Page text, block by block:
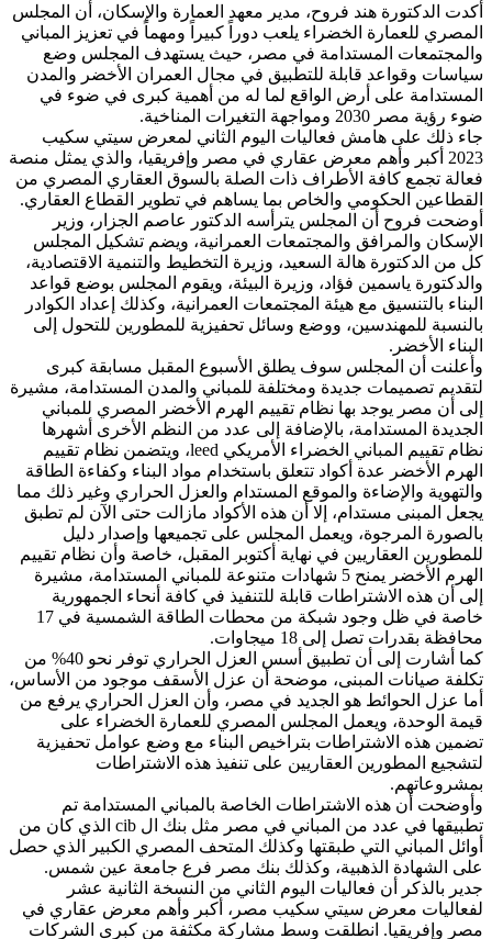
أكدت الدكتورة هند فروح، مدير معهد العمارة والإسكان، أن المجلس
المصري للعمارة الخضراء يلعب دوراً كبيراً ومهماً في تعزيز المباني
والمجتمعات المستدامة في مصر، حيث يستهدف المجلس وضع
سياسات وقواعد قابلة للتطبيق في مجال العمران الأخضر والمدن
المستدامة على أرض الواقع لما له من أهمية كبرى في ضوء في
ضوء رؤية مصر 2030 ومواجهة التغيرات المناخية.
جاء ذلك على هامش فعاليات اليوم الثاني لمعرض سيتي سكيب
2023 أكبر وأهم معرض عقاري في مصر وإفريقيا، والذي يمثل منصة
فعالة تجمع كافة الأطراف ذات الصلة بالسوق العقاري المصري من
القطاعين الحكومي والخاص بما يساهم في تطوير القطاع العقاري.
أوضحت فروح أن المجلس يترأسه الدكتور عاصم الجزار، وزير
الإسكان والمرافق والمجتمعات العمرانية، ويضم تشكيل المجلس
كل من الدكتورة هالة السعيد، وزيرة التخطيط والتنمية الاقتصادية،
والدكتورة ياسمين فؤاد، وزيرة البيئة، ويقوم المجلس بوضع قواعد
البناء بالتنسيق مع هيئة المجتمعات العمرانية، وكذلك إعداد الكوادر
بالنسبة للمهندسين، ووضع وسائل تحفيزية للمطورين للتحول إلى
البناء الأخضر.
وأعلنت أن المجلس سوف يطلق الأسبوع المقبل مسابقة كبرى
لتقديم تصميمات جديدة ومختلفة للمباني والمدن المستدامة، مشيرة
إلى أن مصر يوجد بها نظام تقييم الهرم الأخضر المصري للمباني
الجديدة المستدامة، بالإضافة إلى عدد من النظم الأخرى أشهرها
نظام تقييم المباني الخضراء الأمريكي leed، ويتضمن نظام تقييم
الهرم الأخضر عدة أكواد تتعلق باستخدام مواد البناء وكفاءة الطاقة
والتهوية والإضاءة والموقع المستدام والعزل الحراري وغير ذلك مما
يجعل المبنى مستدام، إلا أن هذه الأكواد مازالت حتى الآن لم تطبق
بالصورة المرجوة، ويعمل المجلس على تجميعها وإصدار دليل
للمطورين العقاريين في نهاية أكتوبر المقبل، خاصة وأن نظام تقييم
الهرم الأخضر يمنح 5 شهادات متنوعة للمباني المستدامة، مشيرة
إلى أن هذه الاشتراطات قابلة للتنفيذ في كافة أنحاء الجمهورية
خاصة في ظل وجود شبكة من محطات الطاقة الشمسية في 17
محافظة بقدرات تصل إلى 18 ميجاوات.
كما أشارت إلى أن تطبيق أسس العزل الحراري توفر نحو 40% من
تكلفة صيانات المبنى، موضحة أن عزل الأسقف موجود من الأساس،
أما عزل الحوائط هو الجديد في مصر، وأن العزل الحراري يرفع من
قيمة الوحدة، ويعمل المجلس المصري للعمارة الخضراء على
تضمين هذه الاشتراطات بتراخيص البناء مع وضع عوامل تحفيزية
لتشجيع المطورين العقاريين على تنفيذ هذه الاشتراطات
بمشروعاتهم.
وأوضحت أن هذه الاشتراطات الخاصة بالمباني المستدامة تم
تطبيقها في عدد من المباني في مصر مثل بنك ال cib الذي كان من
أوائل المباني التي طبقتها وكذلك المتحف المصري الكبير الذي حصل
على الشهادة الذهبية، وكذلك بنك مصر فرع جامعة عين شمس.
جدير بالذكر أن فعاليات اليوم الثاني من النسخة الثانية عشر
لفعاليات معرض سيتي سكيب مصر، أكبر وأهم معرض عقاري في
مصر وإفريقيا. انطلقت وسط مشاركة مكثفة من كبرى الشركات